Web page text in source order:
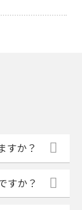
すか？
すか？